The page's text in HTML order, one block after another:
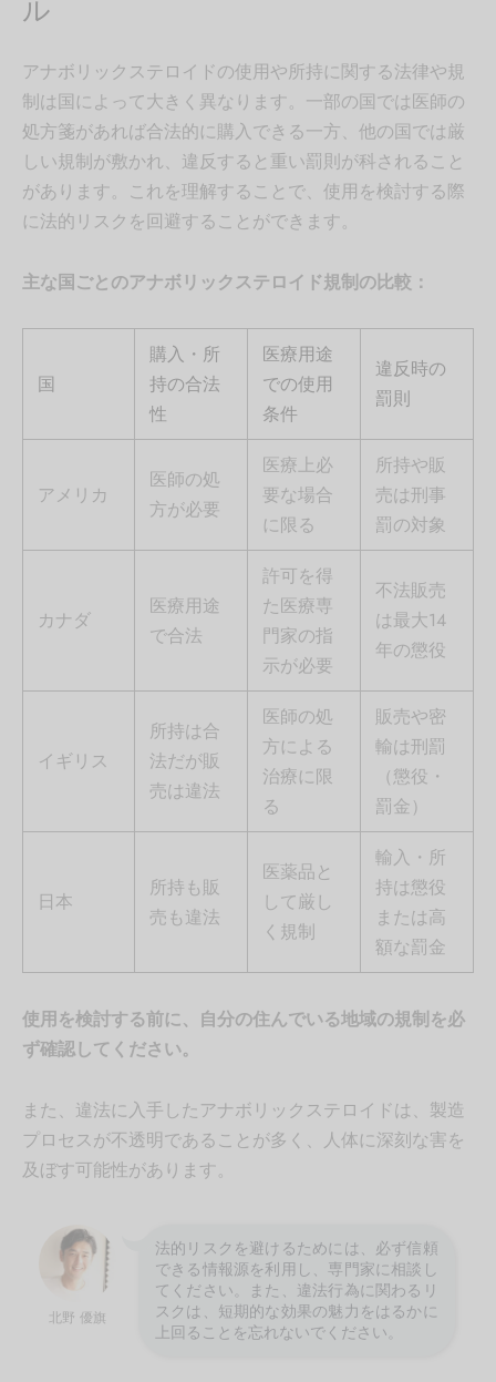
ル
アナボリックステロイドの使用や所持に関する法律や規
制は国によって大きく異なります。一部の国では医師の
処方箋があれば合法的に購入できる一方、他の国では厳
しい規制が敷かれ、違反すると重い罰則が科されること
があります。これを理解することで、使用を検討する際
に法的リスクを回避することができます。
主な国ごとのアナボリックステロイド規制の比較：
国
購入・所
持の合法
性
医療用途
での使用
条件
違反時の
罰則
アメリカ
医師の処
方が必要
医療上必
要な場合
に限る
所持や販
売は刑事
罰の対象
カナダ
医療用途
で合法
許可を得
た医療専
門家の指
示が必要
不法販売
は最大14
年の懲役
イギリス
所持は合
法だが販
売は違法
医師の処
方による
治療に限
る
販売や密
輸は刑罰
（懲役・
罰金）
日本
所持も販
売も違法
医薬品と
して厳し
く規制
輸入・所
持は懲役
または高
額な罰金
使用を検討する前に、自分の住んでいる地域の規制を必
ず確認してください。
また、違法に入手したアナボリックステロイドは、製造
プロセスが不透明であることが多く、人体に深刻な害を
及ぼす可能性があります。
北野 優旗
法的リスクを避けるためには、必ず信頼
できる情報源を利用し、専門家に相談し
てください。また、違法行為に関わるリ
スクは、短期的な効果の魅力をはるかに
上回ることを忘れないでください。